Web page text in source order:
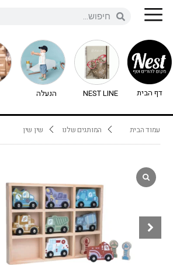
דף הבית NEST LINE הנעלה
עמוד הבית המותגים שלנו שין שין